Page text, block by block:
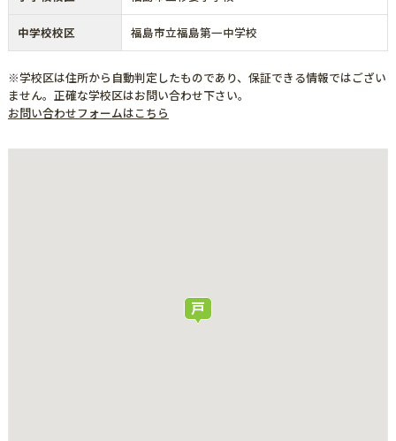
中学校校区 福島市立福島第一中学校
※学校区は住所から自動判定したものであり、保証できる情報ではござい
ません。正確な学校区はお問い合わせ下さい。
お問い合わせフォームはこちら